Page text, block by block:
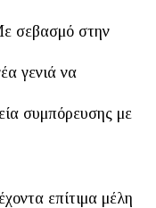
σεβασμό στην
γενιά να
συμπόρευσης με
επίτιμα μέλη